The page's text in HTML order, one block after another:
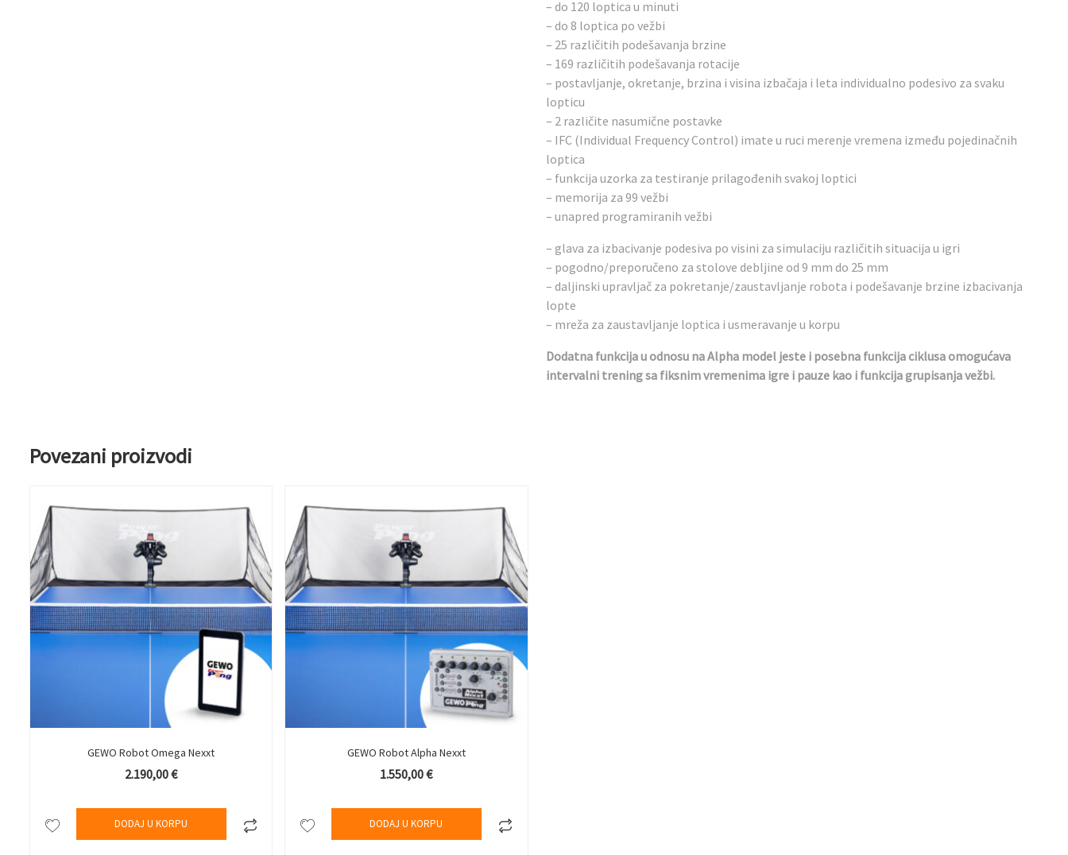
– do 120 loptica u minuti
– do 8 loptica po vežbi
– 25 različitih podešavanja brzine
– 169 različitih podešavanja rotacije
– postavljanje, okretanje, brzina i visina izbačaja i leta individualno podesivo za svaku
lopticu
– 2 različite nasumične postavke
– IFC (Individual Frequency Control) imate u ruci merenje vremena između pojedinačnih
loptica
– funkcija uzorka za testiranje prilagođenih svakoj loptici
– memorija za 99 vežbi
– unapred programiranih vežbi
– glava za izbacivanje podesiva po visini za simulaciju različitih situacija u igri
– pogodno/preporučeno za stolove debljine od 9 mm do 25 mm
– daljinski upravljač za pokretanje/zaustavljanje robota i podešavanje brzine izbacivanja
lopte
– mreža za zaustavljanje loptica i usmeravanje u korpu
Dodatna funkcija u odnosu na Alpha model jeste i posebna funkcija ciklusa omogućava
intervalni trening sa fiksnim vremenima igre i pauze kao i funkcija grupisanja vežbi.
Povezani proizvodi
GEWO Robot Omega Nexxt
2.190,00€
DODAJ U KORPU
GEWO Robot Alpha Nexxt
1.550,00€
DODAJ U KORPU